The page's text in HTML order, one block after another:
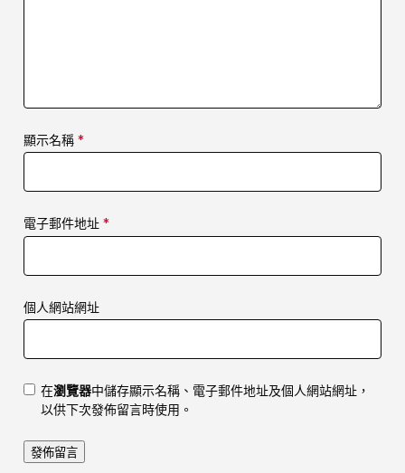
顯示名稱 *
電子郵件地址 *
個人網站網址
在瀏覽器中儲存顯示名稱、電子郵件地址及個人網站網址，
以供下次發佈留言時使用。